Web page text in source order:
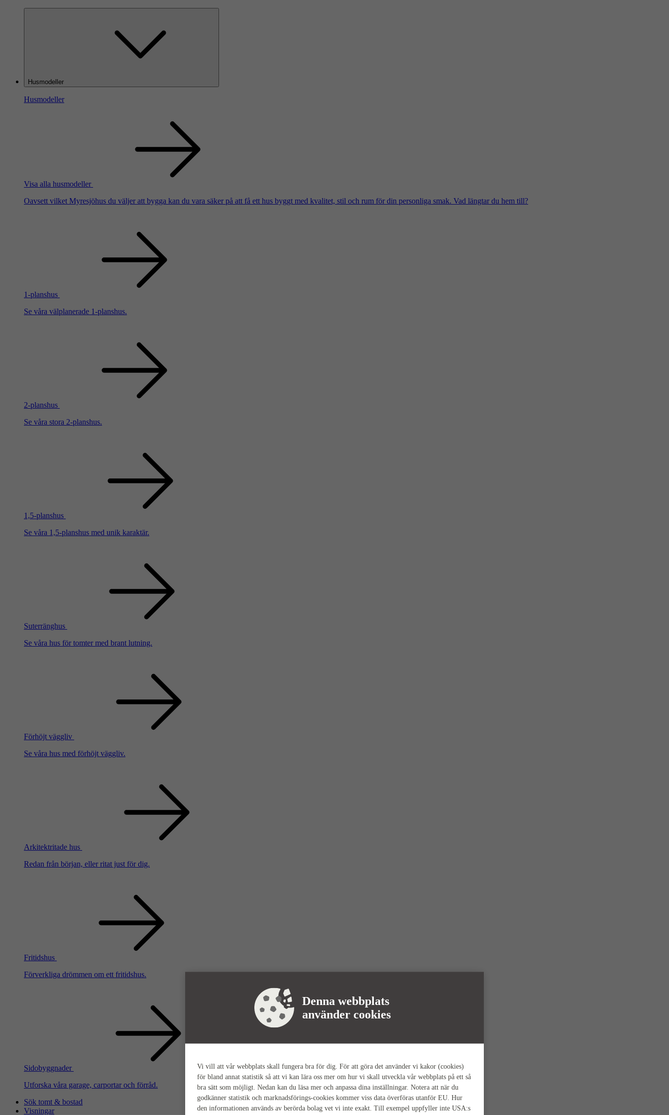
Denna webbplats
använder cookies
Vi vill att vår webbplats skall fungera bra för dig. För att göra det använder vi kakor (cookies)
för bland annat statistik så att vi kan lära oss mer om hur vi skall utveckla vår webbplats på ett så
bra sätt som möjligt. Nedan kan du läsa mer och anpassa dina inställningar. Notera att när du
godkänner statistik och marknadsförings-cookies kommer viss data överföras utanför EU. Hur
den informationen används av berörda bolag vet vi inte exakt. Till exempel uppfyller inte USA:s
Husmodeller
Husmodeller
Visa alla husmodeller
Oavsett vilket Myresjöhus du väljer att bygga kan du vara säker på att få ett hus byggt med kvalitet, stil och rum för din personliga smak. Vad längtar du hem till?
1-planshus
Se våra välplanerade 1-planshus.
2-planshus
Se våra stora 2-planshus.
1,5-planshus
Se våra 1,5-planshus med unik karaktär.
Suterränghus
Se våra hus för tomter med brant lutning.
Förhöjt väggliv
Se våra hus med förhöjt väggliv.
Arkitektritade hus
Redan från början, eller ritat just för dig.
Fritidshus
Förverkliga drömmen om ett fritidshus.
Sidobyggnader
Utforska våra garage, carportar och förråd.
Sök tomt & bostad
Visningar